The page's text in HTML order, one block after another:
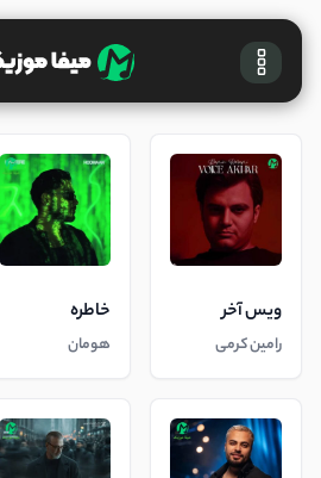
ویس آخر
رامین کرمی
خاطره
هومان